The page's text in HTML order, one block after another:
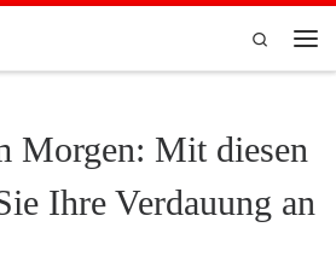
Search
Morgen: Mit diesen
Ihre Verdauung an